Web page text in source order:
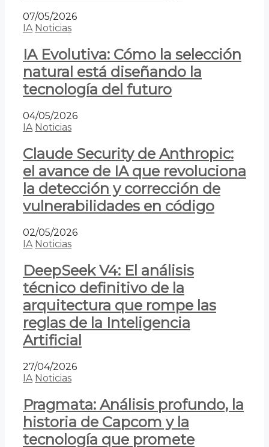
07/05/2026
IA Noticias
IA Evolutiva: Cómo la selección
natural está diseñando la
tecnología del futuro
04/05/2026
IA Noticias
Claude Security de Anthropic:
el avance de IA que revoluciona
la detección y corrección de
vulnerabilidades en código
02/05/2026
IA Noticias
DeepSeek V4: El análisis
técnico definitivo de la
arquitectura que rompe las
reglas de la Inteligencia
Artificial
27/04/2026
IA Noticias
Pragmata: Análisis profundo, la
historia de Capcom y la
tecnología que promete